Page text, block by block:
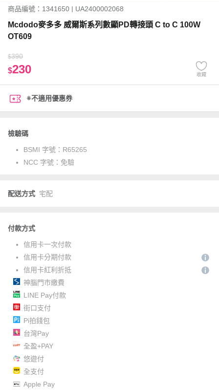
商品編號：1341650 | UA2400002068
Mcdodo麥多多 威爾斯系列數顯PD轉接頭 C to C 100W
OT609
$390
$230 收藏
※不適用優惠券
檢驗碼
BSMI 字號： R65265
NCC 字號： 免驗
配送方式 宅配
付款方式
信用卡一次付款
信用卡分期付款
信用卡紅利折抵
神腦門市繳費
LINE Pay付款
街口支付
Pi拍錢包
台灣Pay
全盈+PAY
悠遊付
全支付
Apple Pay